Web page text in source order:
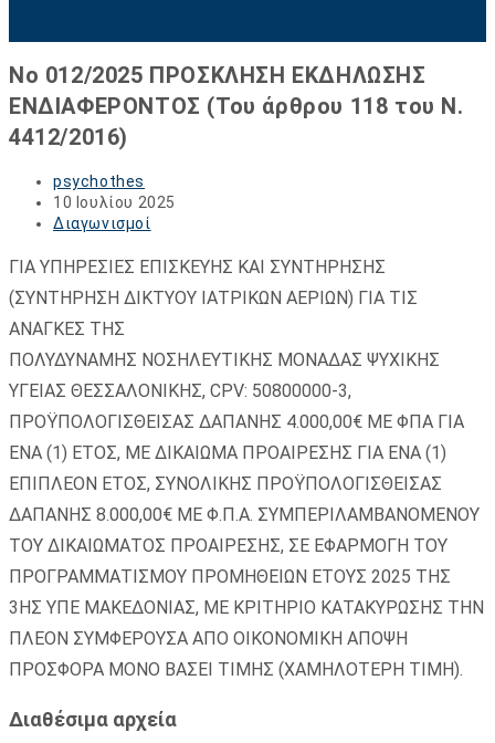
No 012/2025 ΠΡΟΣΚΛΗΣΗ ΕΚΔΗΛΩΣΗΣ
ΕΝΔΙΑΦΕΡΟΝΤΟΣ (Του άρθρου 118 του Ν.
4412/2016)
Post
author:
psychothes
Post
published:
10 Ιουλίου 2025
Post
Διαγωνισμοί
ΓΙΑ ΥΠΗΡΕΣΙΕΣ ΕΠΙΣΚΕΥΗΣ ΚΑΙ ΣΥΝΤΗΡΗΣΗΣ
(ΣΥΝΤΗΡΗΣΗ ΔΙΚΤΥΟΥ ΙΑΤΡΙΚΩΝ ΑΕΡΙΩΝ) ΓΙΑ ΤΙΣ
ΑΝΑΓΚΕΣ ΤΗΣ
ΠΟΛΥΔΥΝΑΜΗΣ ΝΟΣΗΛΕΥΤΙΚΗΣ ΜΟΝΑΔΑΣ ΨΥΧΙΚΗΣ
ΥΓΕΙΑΣ ΘΕΣΣΑΛΟΝΙΚΗΣ, CPV: 50800000-3,
ΠΡΟΫΠΟΛΟΓΙΣΘΕΙΣΑΣ ΔΑΠΑΝΗΣ 4.000,00€ ΜΕ ΦΠΑ ΓΙΑ
ΕΝΑ (1) ΕΤΟΣ, ΜΕ ΔΙΚΑΙΩΜΑ ΠΡΟΑΙΡΕΣΗΣ ΓΙΑ ΕΝΑ (1)
ΕΠΙΠΛΕΟΝ ΕΤΟΣ, ΣΥΝΟΛΙΚΗΣ ΠΡΟΫΠΟΛΟΓΙΣΘΕΙΣΑΣ
ΔΑΠΑΝΗΣ 8.000,00€ ΜΕ Φ.Π.Α. ΣΥΜΠΕΡΙΛΑΜΒΑΝΟΜΕΝΟΥ
ΤΟΥ ΔΙΚΑΙΩΜΑΤΟΣ ΠΡΟΑΙΡΕΣΗΣ, ΣΕ ΕΦΑΡΜΟΓΗ ΤΟΥ
ΠΡΟΓΡΑΜΜΑΤΙΣΜΟΥ ΠΡΟΜΗΘΕΙΩΝ ΕΤΟΥΣ 2025 ΤΗΣ
3ΗΣ ΥΠΕ ΜΑΚΕΔΟΝΙΑΣ, ΜΕ ΚΡΙΤΗΡΙΟ ΚΑΤΑΚΥΡΩΣΗΣ ΤΗΝ
ΠΛΕΟΝ ΣΥΜΦΕΡΟΥΣΑ ΑΠΟ ΟΙΚΟΝΟΜΙΚΗ ΑΠΟΨΗ
ΠΡΟΣΦΟΡΑ ΜΟΝΟ ΒΑΣΕΙ ΤΙΜΗΣ (ΧΑΜΗΛΟΤΕΡΗ ΤΙΜΗ).
Διαθέσιμα αρχεία